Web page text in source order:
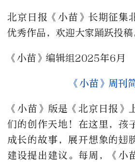
北京日报《小苗》长期征集
优秀作品，欢迎大家踊跃投稿
《小苗》编辑组2025年6月
《小苗》周刊
《小苗》版是《北京日报》
们的创作天地！在这里，孩
成长的故事，展开想象的翅
建设提出建议。每周，《小